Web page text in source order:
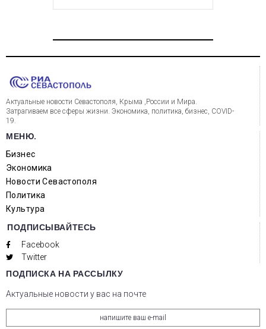
Актуальные новости Севастополя, Крыма ,России и Мира.
Затрагиваем все сферы жизни. Экономика, политика, бизнес, COVID-
19.
МЕНЮ.
Бизнес
Экономика
Новости Севастополя
Политика
Культура
ПОДПИСЫВАЙТЕСЬ
Facebook
Twitter
ПОДПИСКА НА РАССЫЛКУ
Актуальные новости у вас на почте